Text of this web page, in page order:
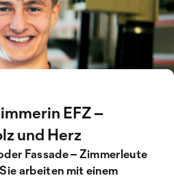
EFZ –
und Herz
Fassade – Zimmerleute
arbeiten mit einem